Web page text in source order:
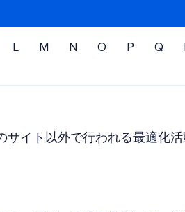
L M N O P Q
サイト以外で行われる最適化